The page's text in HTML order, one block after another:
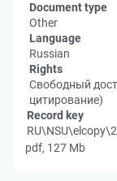
Document type
Other
Language
Russian
Rights
Свободный
цитирование)
Record key
pdf, 127 Mb